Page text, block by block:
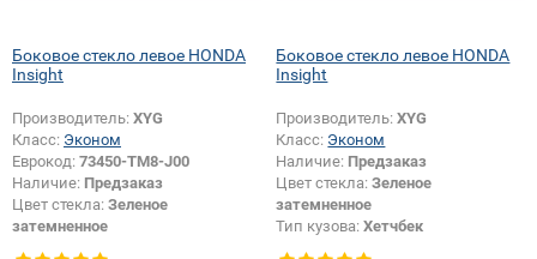
Боковое стекло левое HONDA
Insight
Производитель: XYG
Класс: Эконом
Еврокод: 73450-TM8-J00
Наличие: Предзаказ
Цвет стекла: Зеленое
затемненное
Тип кузова: Хетчбек
Боковое стекло левое HONDA
Insight
Производитель:XYG
Класс: Эконом
Наличие: Предзаказ
Цвет стекла:Зеленое
затемненное
Тип кузова:Хетчбек
Тип стекла:Боковое стекло левое